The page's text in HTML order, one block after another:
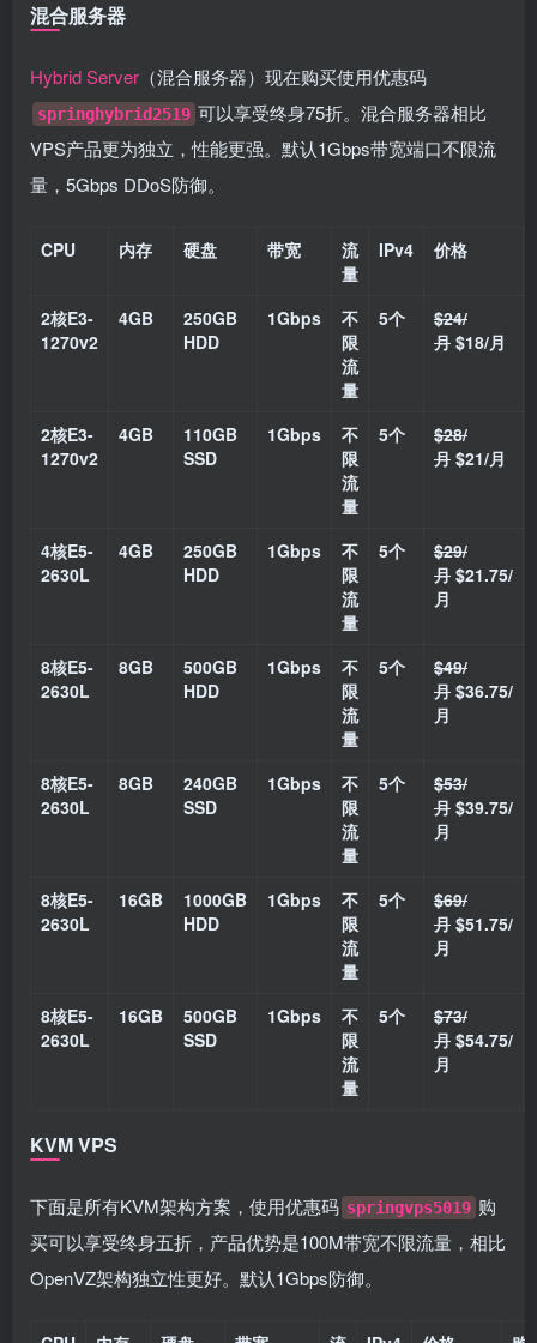
混合服务器
Hybrid Server （混合服务器）现在购买使用优惠码
springhybrid2519 可以享受终身75折。混合服务器相比
VPS产品更为独立，性能更强。默认1Gbps带宽端口不限流
量，5Gbps DDoS防御。
CPU 内存 硬盘 带宽
流
量
IPv4 价格
2核E3-
1270v2
4GB
250GB
HDD
1Gbps
不
限
流
量
5个
$24/
月 $18/月
2核E3-
1270v2
4GB
110GB
SSD
1Gbps
不
限
流
量
5个
$28/
月 $21/月
4核E5-
2630L
4GB
250GB
HDD
1Gbps
不
限
流
量
5个
$29/
月 $21.75/
月
8核E5-
2630L
8GB
500GB
HDD
1Gbps
不
限
流
量
5个
$49/
月 $36.75/
月
8核E5-
2630L
8GB
240GB
SSD
1Gbps
不
限
流
量
5个
$53/
月 $39.75/
月
8核E5-
2630L
16GB
1000GB
HDD
1Gbps
不
限
流
量
5个
$69/
月 $51.75/
月
8核E5-
2630L
16GB
500GB
SSD
1Gbps
不
限
流
量
5个
$73/
月 $54.75/
月
KVM VPS
下面是所有KVM架构方案，使用优惠码 springvps5019 购
买可以享受终身五折，产品优势是100M带宽不限流量，相比
OpenVZ架构独立性更好。默认1Gbps防御。